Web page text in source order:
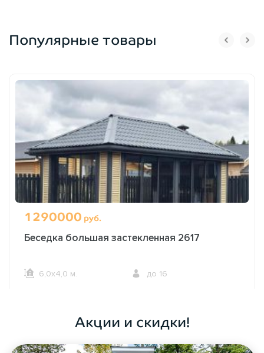
Популярные товары
1290000 руб.
Беседка большая застекленная 2617
6,0х4,0 м. до 16
Акции и скидки!